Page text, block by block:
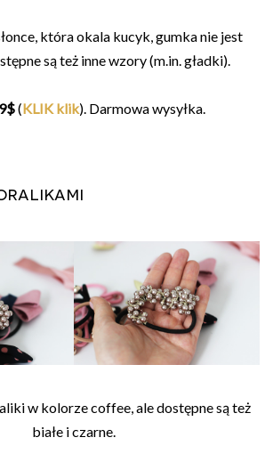
która okala kucyk, gumka nie jest
są też inne wzory (m.in. gładki).
(KLIK klik). Darmowa wysyłka.
w kolorze coffee, ale dostępne są też
białe i czarne.